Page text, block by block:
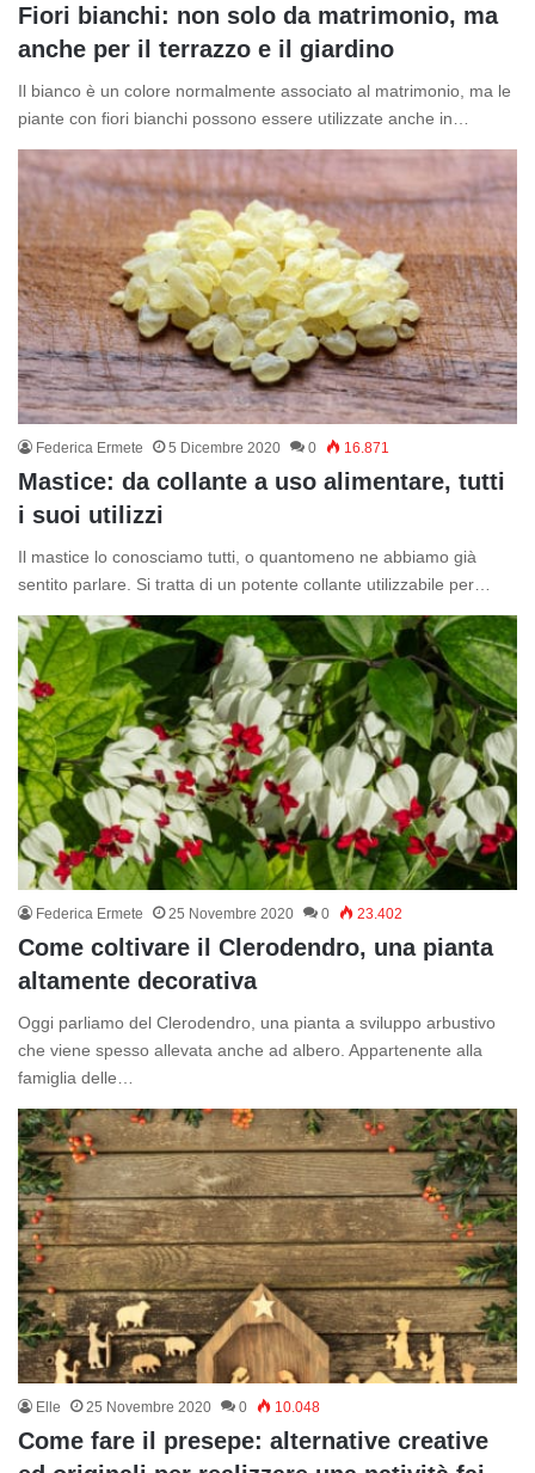
Fiori bianchi: non solo da matrimonio, ma
anche per il terrazzo e il giardino
Il bianco è un colore normalmente associato al matrimonio, ma le
piante con fiori bianchi possono essere utilizzate anche in…
Federica Ermete 5 Dicembre 2020 0 16.871
Mastice: da collante a uso alimentare, tutti
i suoi utilizzi
Il mastice lo conosciamo tutti, o quantomeno ne abbiamo già
sentito parlare. Si tratta di un potente collante utilizzabile per…
Federica Ermete 25 Novembre 2020 0 23.402
Come coltivare il Clerodendro, una pianta
altamente decorativa
Oggi parliamo del Clerodendro, una pianta a sviluppo arbustivo
che viene spesso allevata anche ad albero. Appartenente alla
famiglia delle…
Elle 25 Novembre 2020 0 10.048
Come fare il presepe: alternative creative